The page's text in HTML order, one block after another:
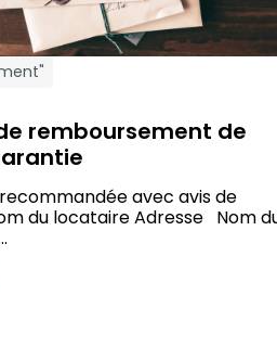
remboursement de
avec avis de
du locataire Adresse Nom